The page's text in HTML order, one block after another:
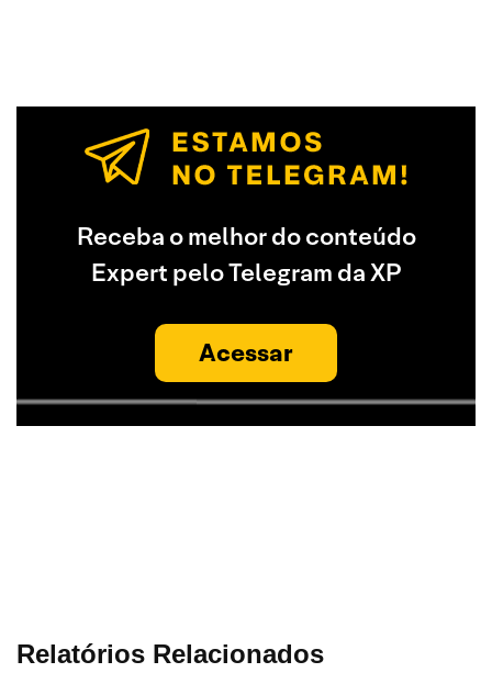
Receba o melhor do conteúdo
Expert pelo Telegram da XP
Acessar
Relatórios Relacionados